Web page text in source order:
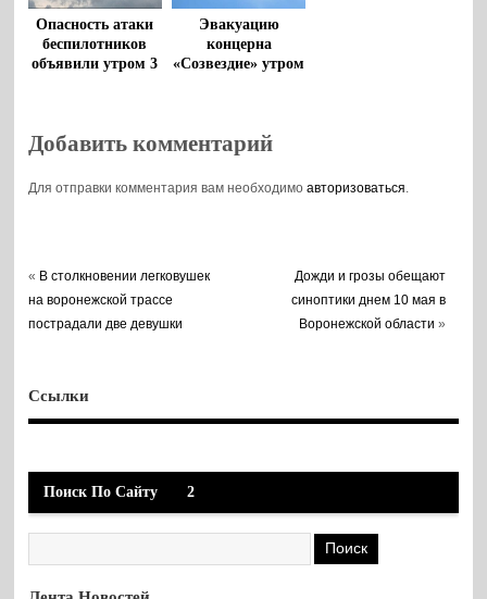
Опасность атаки
беспилотников
объявили утром 3
Эвакуацию
концерна
«Созвездие» утром
Добавить комментарий
Для отправки комментария вам необходимоавторизоваться.
« В столкновении легковушек
на воронежской трассе
пострадали две девушки
Дожди и грозы обещают
синоптики днем 10 мая в
Воронежской области »
Ссылки
Поиск По Сайту 2